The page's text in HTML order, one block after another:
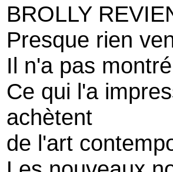
BROLLY
Presque rien
Il n'a pas
Ce qui l'a
achètent
de l'art